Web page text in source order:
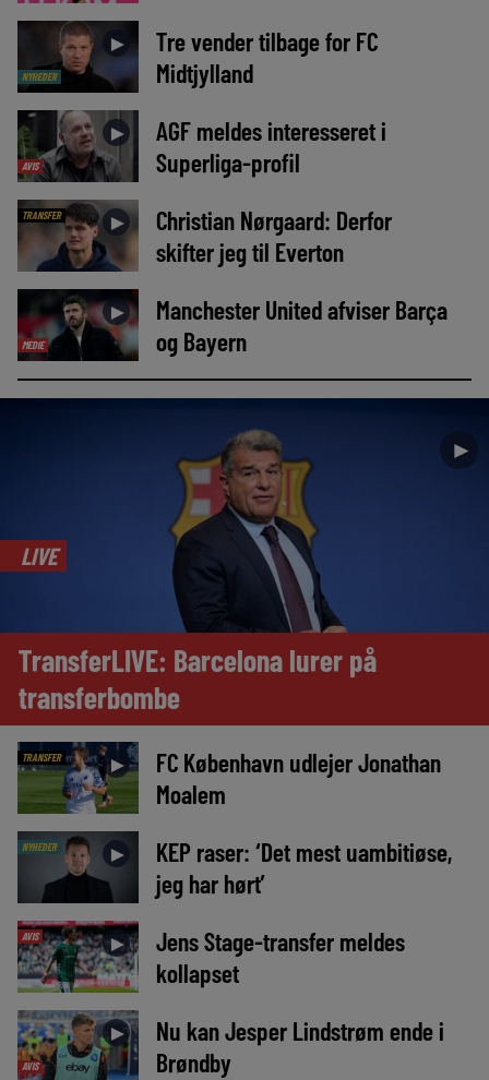
NYHEDER
►
Tre vender tilbage for FC
Midtjylland
AVIS
►
AGF meldes interesseret i
Superliga-profil
TRANSFER ►
Christian Nørgaard: Derfor
skifter jeg til Everton
MEDIE
►
Manchester United afviser Barça
og Bayern
►
LIVE
TransferLIVE: Barcelona lurer på
transferbombe
TRANSFER ►
FC København udlejer Jonathan
Moalem
NYHEDER ►
KEP raser: ‘Det mest uambitiøse,
jeg har hørt’
AVIS ►
Jens Stage-transfer meldes
kollapset
AVIS
►
Nu kan Jesper Lindstrøm ende i
Brøndby